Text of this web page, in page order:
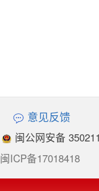
意见反馈
闽公网安备
闽ICP备17018418